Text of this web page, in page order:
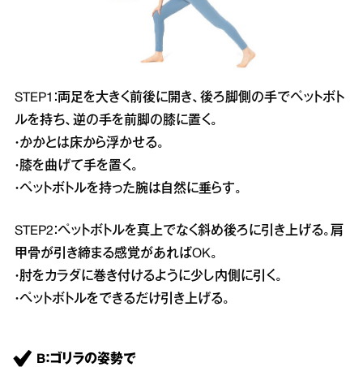
STEP1：両足を大きく前後に開き、後ろ脚側の手でペットボト
ルを持ち、逆の手を前脚の膝に置く。
・かかとは床から浮かせる。
・膝を曲げて手を置く。
・ペットボトルを持った腕は自然に垂らす。
STEP2：ペットボトルを真上でなく斜め後ろに引き上げる。肩
甲骨が引き締まる感覚があればOK。
・肘をカラダに巻き付けるように少し内側に引く。
・ペットボトルをできるだけ引き上げる。
B：ゴリラの姿勢で